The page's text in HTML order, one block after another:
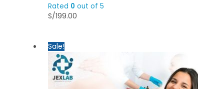
Rated 0 out of 5
S/199.00
Sale!